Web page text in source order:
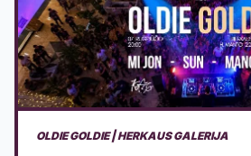
PERFORMANSAS - SAPNAS: TRIUŠIO